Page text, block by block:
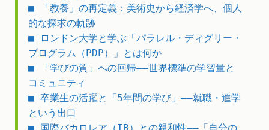
■ 「教養」の再定義：美術史から経済学へ、個人
的な探求の軌跡
■ ロンドン大学と学ぶ「パラレル・ディグリー・
プログラム（PDP）」とは何か
■ 「学びの質」への回帰――世界標準の学習量と
コミュニティ
■ 卒業生の活躍と「5年間の学び」――就職・進学
という出口